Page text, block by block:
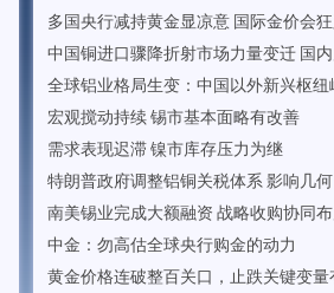
多国央行减持黄金显凉意 国际金价会
宏观搅动持续 锡市基本面略有改善
需求表现迟滞 镍市库存压力为继
特朗普政府调整铝铜关税体系 影响几
中金：勿高估全球央行购金的动力
黄金价格连破整百关口，止跌关键变量